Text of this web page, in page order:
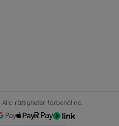
Alla rättigheter förbehållna.